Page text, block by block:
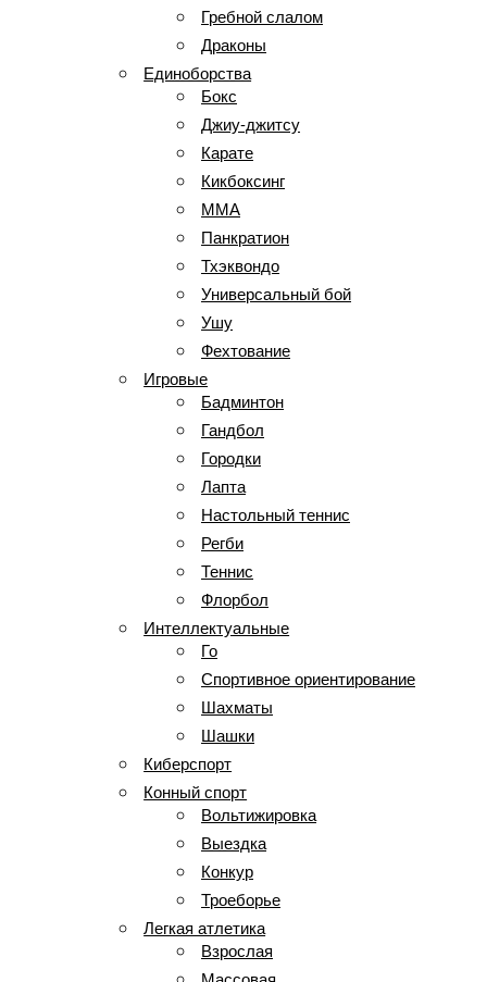
Гребной слалом
Драконы
Единоборства
Бокс
Джиу-джитсу
Карате
Кикбоксинг
ММА
Панкратион
Тхэквондо
Универсальный бой
Ушу
Фехтование
Игровые
Бадминтон
Гандбол
Городки
Лапта
Настольный теннис
Регби
Теннис
Флорбол
Интеллектуальные
Го
Спортивное ориентирование
Шахматы
Шашки
Киберспорт
Конный спорт
Вольтижировка
Выездка
Конкур
Троеборье
Легкая атлетика
Взрослая